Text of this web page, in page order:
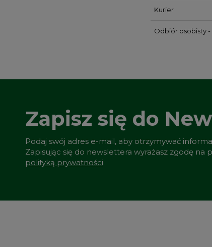
Kurier
Odbiór osobisty -
Zapisz się do
Podaj swój adres e-mail, aby otrzymywać
Zapisując się do newslettera wyrażasz zgodę na
polityką prywatności